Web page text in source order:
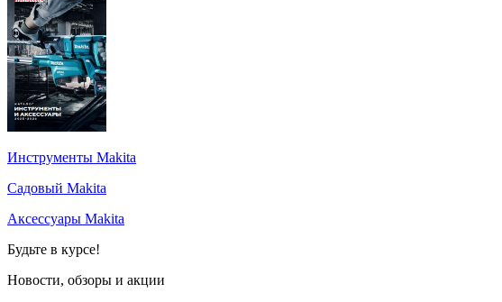
Инструменты Makita
Садовый Makita
Аксессуары Makita
Будьте в курсе!
Новости, обзоры и акции